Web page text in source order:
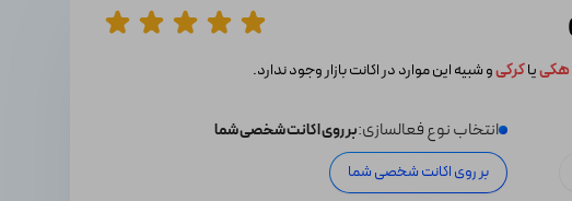
هکییاکرکیو شبیه این موارد در اکانت بازار وجود ندارد.
انتخاب نوع فعالسازی:بر روی اکانت شخصی شما
بر روی اکانت شخصی شما